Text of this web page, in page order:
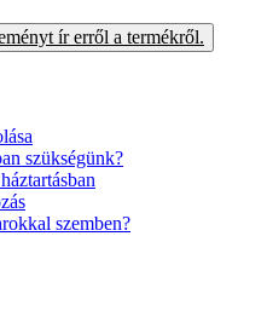
ír erről a termékről.
szükségünk?
szemben?